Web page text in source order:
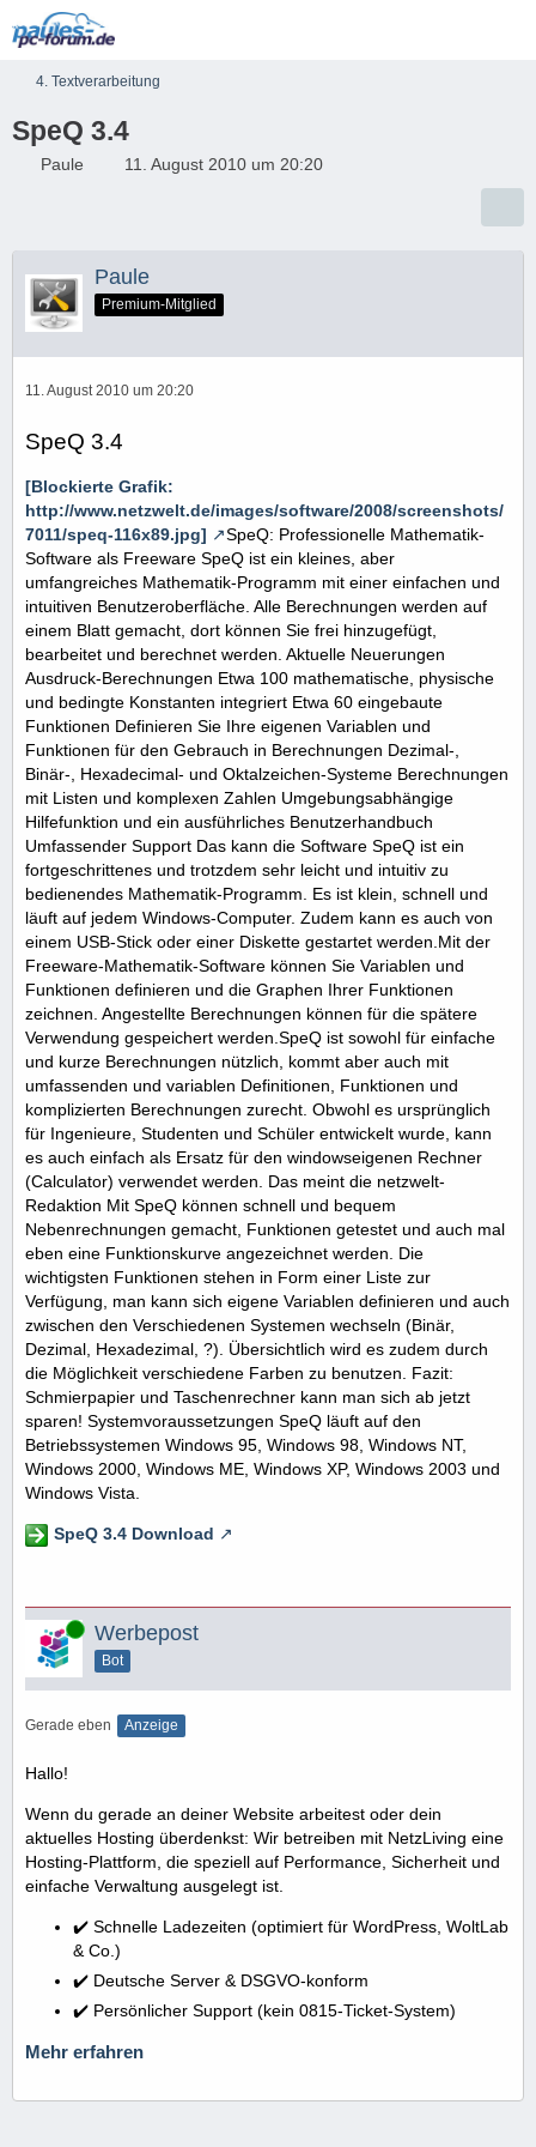
4. Textverarbeitung
SpeQ 3.4
Paule 11. August 2010 um 20:20
Paule
Premium-Mitglied
11. August 2010 um 20:20
SpeQ 3.4
[Blockierte Grafik:
http://www.netzwelt.de/images/software/2008/screenshots/
7011/speq-116x89.jpg]
SpeQ: Professionelle Mathematik-
Software als Freeware SpeQ ist ein kleines, aber
umfangreiches Mathematik-Programm mit einer einfachen und
intuitiven Benutzeroberfläche. Alle Berechnungen werden auf
einem Blatt gemacht, dort können Sie frei hinzugefügt,
bearbeitet und berechnet werden. Aktuelle Neuerungen
Ausdruck-Berechnungen Etwa 100 mathematische, physische
und bedingte Konstanten integriert Etwa 60 eingebaute
Funktionen Definieren Sie Ihre eigenen Variablen und
Funktionen für den Gebrauch in Berechnungen Dezimal-,
Binär-, Hexadecimal- und Oktalzeichen-Systeme Berechnungen
mit Listen und komplexen Zahlen Umgebungsabhängige
Hilfefunktion und ein ausführliches Benutzerhandbuch
Umfassender Support Das kann die Software SpeQ ist ein
fortgeschrittenes und trotzdem sehr leicht und intuitiv zu
bedienendes Mathematik-Programm. Es ist klein, schnell und
läuft auf jedem Windows-Computer. Zudem kann es auch von
einem USB-Stick oder einer Diskette gestartet werden.Mit der
Freeware-Mathematik-Software können Sie Variablen und
Funktionen definieren und die Graphen Ihrer Funktionen
zeichnen. Angestellte Berechnungen können für die spätere
Verwendung gespeichert werden.SpeQ ist sowohl für einfache
und kurze Berechnungen nützlich, kommt aber auch mit
umfassenden und variablen Definitionen, Funktionen und
komplizierten Berechnungen zurecht. Obwohl es ursprünglich
für Ingenieure, Studenten und Schüler entwickelt wurde, kann
es auch einfach als Ersatz für den windowseigenen Rechner
(Calculator) verwendet werden. Das meint die netzwelt-
Redaktion Mit SpeQ können schnell und bequem
Nebenrechnungen gemacht, Funktionen getestet und auch mal
eben eine Funktionskurve angezeichnet werden. Die
wichtigsten Funktionen stehen in Form einer Liste zur
Verfügung, man kann sich eigene Variablen definieren und auch
zwischen den Verschiedenen Systemen wechseln (Binär,
Dezimal, Hexadezimal, ?). Übersichtlich wird es zudem durch
die Möglichkeit verschiedene Farben zu benutzen. Fazit:
Schmierpapier und Taschenrechner kann man sich ab jetzt
sparen! Systemvoraussetzungen SpeQ läuft auf den
Betriebssystemen Windows 95, Windows 98, Windows NT,
Windows 2000, Windows ME, Windows XP, Windows 2003 und
Windows Vista.
SpeQ 3.4 Download
Online Werbepost
Bot
Gerade eben Anzeige
Hallo!
Wenn du gerade an deiner Website arbeitest oder dein
aktuelles Hosting überdenkst: Wir betreiben mit NetzLiving eine
Hosting-Plattform, die speziell auf Performance, Sicherheit und
einfache Verwaltung ausgelegt ist.
✔️ Schnelle Ladezeiten (optimiert für WordPress, WoltLab
& Co.)
✔️ Deutsche Server & DSGVO-konform
✔️ Persönlicher Support (kein 0815-Ticket-System)
Mehr erfahren